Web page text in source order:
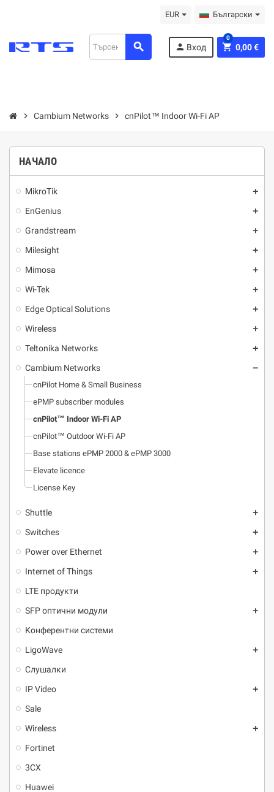
EUR Български
search person Вход shopping_cart 0,00 €
0
chevron_right Cambium Networks chevron_right cnPilot™ Indoor Wi-Fi AP
НАЧАЛО
MikroTik add
EnGenius add
Grandstream add
Milesight add
Mimosa add
Wi-Tek add
Edge Optical Solutions add
Wireless add
Teltonika Networks add
Cambium Networks remove
cnPilot Home & Small Business
ePMP subscriber modules
cnPilot™ Indoor Wi-Fi AP
cnPilot™ Outdoor Wi-Fi AP
Base stations ePMP 2000 & ePMP 3000
Elevate licence
License Key
Shuttle add
Switches add
Power over Ethernet add
Internet of Things add
LTE продукти
SFP оптични модули
add
Kонферентни системи
LigoWave
add
Слушалки
IP Video
add
Sale
Wireless
add
Fortinet
3CX
Huawei